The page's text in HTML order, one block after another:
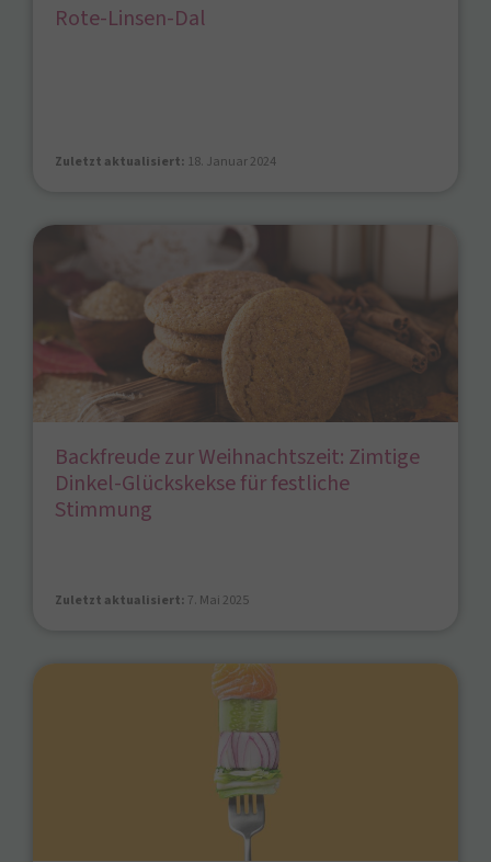
Rote-Linsen-Dal
Zuletzt aktualisiert: 18. Januar 2024
Backfreude zur Weihnachtszeit: Zimtige
Dinkel-Glückskekse für festliche
Stimmung
Zuletzt aktualisiert: 7. Mai 2025